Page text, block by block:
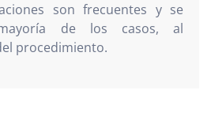
son frecuentes y se
de los casos, al
procedimiento.